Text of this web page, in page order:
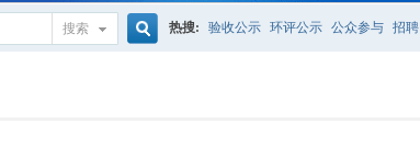
搜索 热搜: 验收公示 环评公示 公众参与 招聘